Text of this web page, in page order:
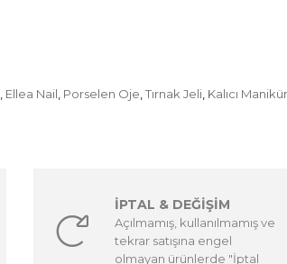
Ellea Nail Porselen Oje Tırnak Jeli, Kalıcı Manikür
İPTAL & DEĞİŞİM
Açılmamış, kullanılmamış ve
tekrar satışına engel
olmayan ürünlerde "İptal